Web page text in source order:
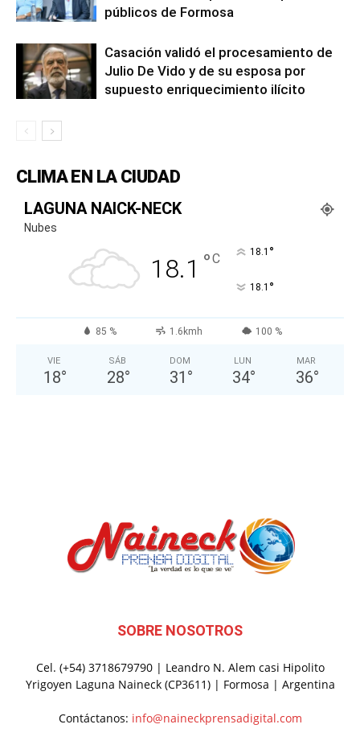
públicos de Formosa
Casación validó el procesamiento de
Julio De Vido y de su esposa por
supuesto enriquecimiento ilícito
CLIMA EN LA CIUDAD
LAGUNA NAICK-NECK
Nubes
18.1 °C 18.1 °
18.1 °
85 % 1.6kmh 100 %
VIE
18°
SÁB
28°
DOM
31 °
LUN
34°
MAR
36°
SOBRE NOSOTROS
Cel. (+54) 3718679790 | Leandro N. Alem casi Hipolito
Yrigoyen Laguna Naineck (CP3611) | Formosa | Argentina
Contáctanos: info@naineckprensadigital.com